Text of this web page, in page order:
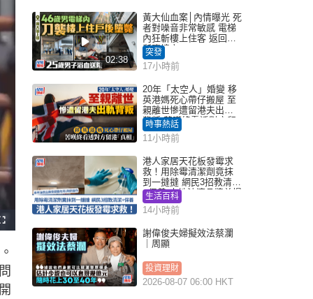
F
u
s
r
e
n
02:38
黃大仙血案│內情曝光 死
者對噪音非常敏感 電梯
內狂斬樓上住客 返回住
所墮樓亡
突發
17小時前
20年「太空人」婚變 移
英港媽死心帶仔搬屋 至
親離世慘遭留港夫出軌
背叛 苦嘆終看透對方留
港「真相」｜Juicy叮
時事熱話
11小時前
港人家居天花板發霉求
救！用除霉清潔劑竟抹
到一撻撻 網民3招教清潔
+保養 本地油漆品牌曾提
醒勿用1物防變色
生活百科
14小時前
謝偉俊夫婦擬效法蔡瀾
｜周顯
投資理財
2026-08-07 06:00 HKT